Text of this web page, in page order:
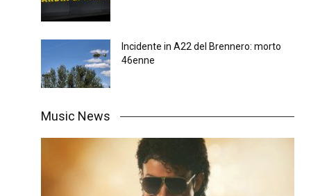
Incidente in A22 del Brennero: morto
46enne
Music News